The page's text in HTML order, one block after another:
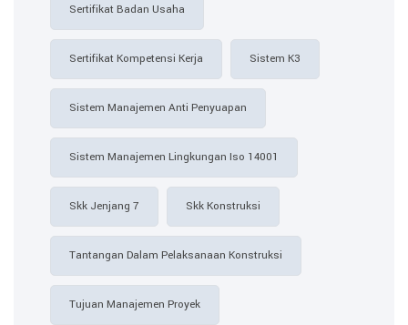
Sertifikat Badan Usaha
Sertifikat Kompetensi Kerja Sistem K3
Sistem Manajemen Anti Penyuapan
Sistem Manajemen Lingkungan Iso 14001
Skk Jenjang 7 Skk Konstruksi
Tantangan Dalam Pelaksanaan Konstruksi
Tujuan Manajemen Proyek